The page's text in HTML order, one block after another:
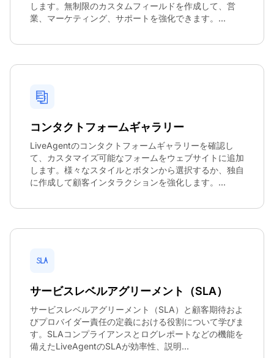
します。無制限のカスタムフィールドを作成して、営
業、マーケティング、サポートを強化できます。...
コンタクトフォームギャラリー
LiveAgentのコンタクトフォームギャラリーを確認し
て、カスタマイズ可能なフォームをウェブサイトに追加
します。様々なスタイルとボタンから選択するか、独自
に作成して顧客インタラクションを強化します。...
サービスレベルアグリーメント（SLA）
サービスレベルアグリーメント（SLA）と顧客期待およ
びプロバイダー責任の定義における役割について学びま
す。SLAコンプライアンスとログレポートなどの機能を
備えたLiveAgentのSLAが効率性、説明...